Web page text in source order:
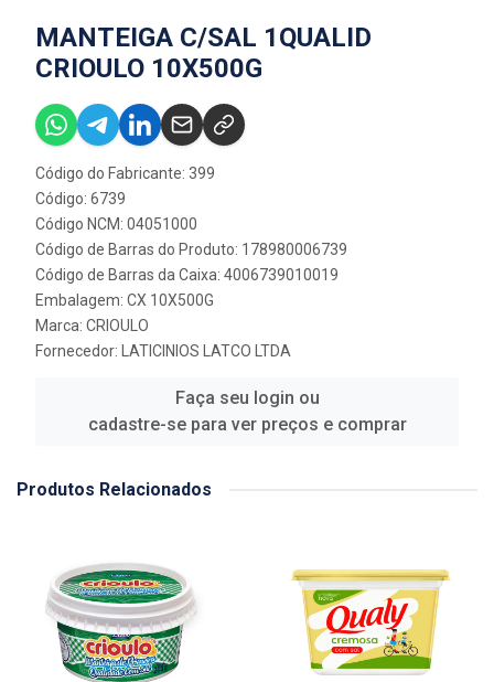
MANTEIGA C/SAL 1QUALID
CRIOULO 10X500G
Código do Fabricante: 399
Código: 6739
Código NCM: 04051000
Código de Barras do Produto: 178980006739
Código de Barras da Caixa: 4006739010019
Embalagem: CX 10X500G
Marca: CRIOULO
Fornecedor:
LATICINIOS LATCO LTDA
Faça seu login ou
cadastre-se para ver preços e comprar
Produtos Relacionados